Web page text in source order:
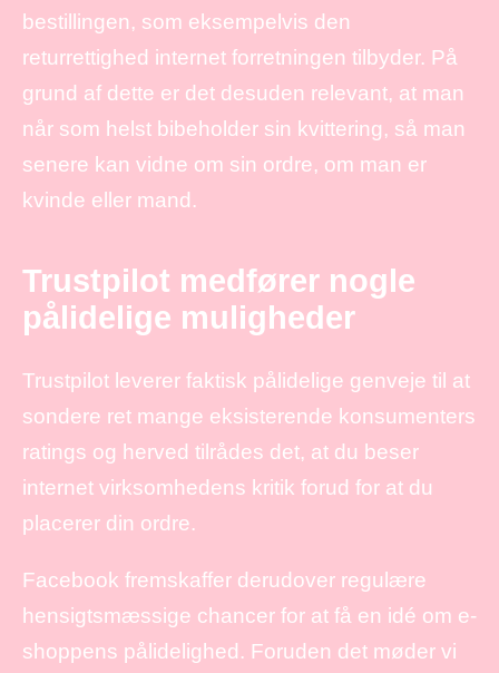
bestillingen, som eksempelvis den
returrettighed internet forretningen tilbyder. På
grund af dette er det desuden relevant, at man
når som helst bibeholder sin kvittering, så man
senere kan vidne om sin ordre, om man er
kvinde eller mand.
Trustpilot medfører nogle
pålidelige muligheder
Trustpilot leverer faktisk pålidelige genveje til at
sondere ret mange eksisterende konsumenters
ratings og herved tilrådes det, at du beser
internet virksomhedens kritik forud for at du
placerer din ordre.
Facebook fremskaffer derudover regulære
hensigtsmæssige chancer for at få en idé om e-
shoppens pålidelighed. Foruden det møder vi